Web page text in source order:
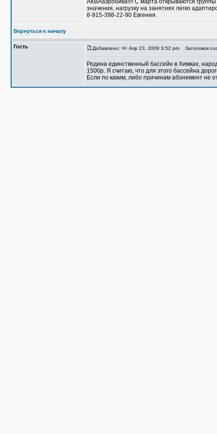
АКВАаэробика!!!! C марта открываются
значения, нагрузку на занятиях легко
8-915-398-22-90 Евгения.
Вернуться к началу
Гость Добавлено: Чт Апр 23, 2009 3:52 pm Заголовок
Родина единственный бассейн в Химках,
1500р. Я считаю, что для этого бассейна
Если по каким, либо причинам абонемент не